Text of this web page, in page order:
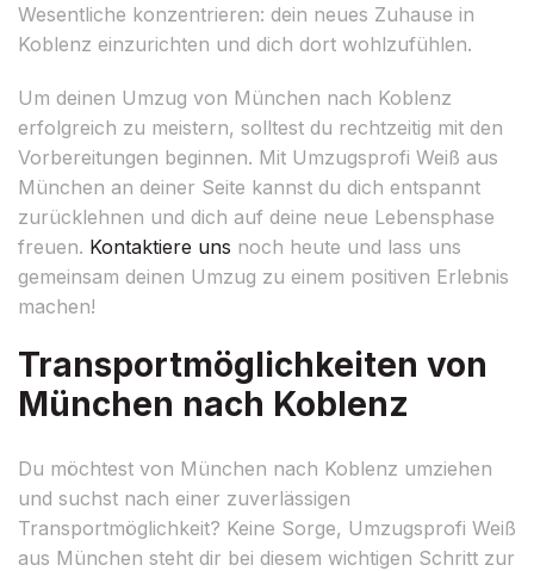
Wesentliche konzentrieren: dein neues Zuhause in
Koblenz einzurichten und dich dort wohlzufühlen.
Um deinen Umzug von München nach Koblenz
erfolgreich zu meistern, solltest du rechtzeitig mit den
Vorbereitungen beginnen. Mit Umzugsprofi Weiß aus
München an deiner Seite kannst du dich entspannt
zurücklehnen und dich auf deine neue Lebensphase
freuen. Kontaktiere uns noch heute und lass uns
gemeinsam deinen Umzug zu einem positiven Erlebnis
machen!
Transportmöglichkeiten von
München nach Koblenz
Du möchtest von München nach Koblenz umziehen
und suchst nach einer zuverlässigen
Transportmöglichkeit? Keine Sorge, Umzugsprofi Weiß
aus München steht dir bei diesem wichtigen Schritt zur